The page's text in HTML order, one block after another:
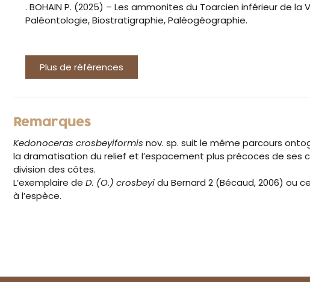
. BOHAIN P. (2025) – Les ammonites du Toarcien inférieur de la
Paléontologie, Biostratigraphie, Paléogéographie.
Plus de références
Remarques
Kedonoceras crosbeyiformis nov. sp. suit le même parcours
la dramatisation du relief et l’espacement plus précoces de ses
division des côtes.
L’exemplaire de D. (O.) crosbeyidu Bernard 2 (Bécaud, 2006) ou
à l’espèce.